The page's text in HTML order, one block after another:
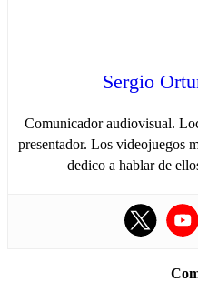
Sergio
Comunicador audiovisual.
presentador. Los videojuegos
dedico a hablar de